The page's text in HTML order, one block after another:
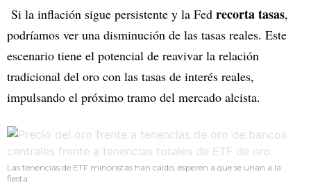
Si la inflación sigue persistente y la Fed recorta tasas,
podríamos ver una disminución de las tasas reales. Este
escenario tiene el potencial de reavivar la relación
tradicional del oro con las tasas de interés reales,
impulsando el próximo tramo del mercado alcista.
Las tenencias de ETF minoristas han caído, esperen a que se unan a la
fiesta.